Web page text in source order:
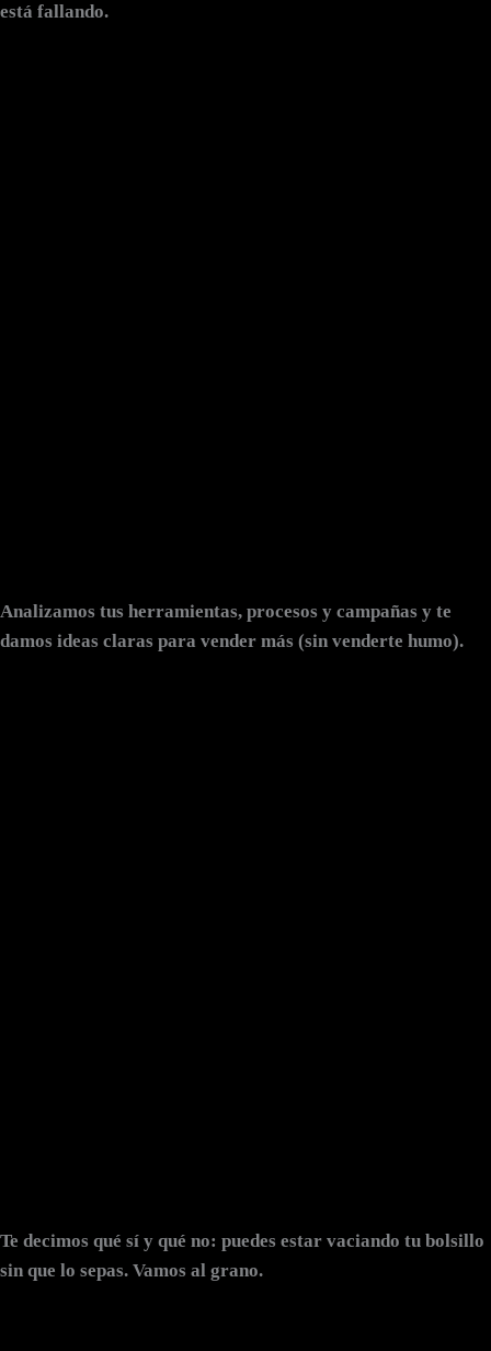
está fallando.
Analizamos tus herramientas, procesos y campañas y te
damos ideas claras para vender más (sin venderte humo).
Te decimos qué sí y qué no: puedes estar vaciando tu bolsillo
sin que lo sepas. Vamos al grano.